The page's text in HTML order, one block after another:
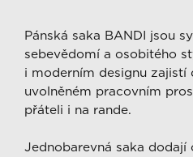
Pánská saka BANDI jsou
sebevědomí a osobitého
i moderním designu zajistí
uvolněném pracovním
přáteli i na rande.
Jednobarevná saka dodají